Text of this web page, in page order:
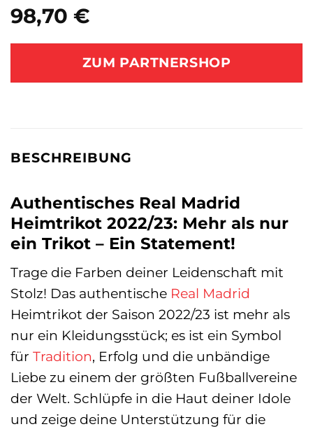
98,70 €
ZUM PARTNERSHOP
BESCHREIBUNG
Authentisches Real Madrid
Heimtrikot 2022/23: Mehr als nur
ein Trikot – Ein Statement!
Trage die Farben deiner Leidenschaft mit
Stolz! Das authentische Real Madrid
Heimtrikot der Saison 2022/23 ist mehr als
nur ein Kleidungsstück; es ist ein Symbol
für Tradition, Erfolg und die unbändige
Liebe zu einem der größten Fußballvereine
der Welt. Schlüpfe in die Haut deiner Idole
und zeige deine Unterstützung für die